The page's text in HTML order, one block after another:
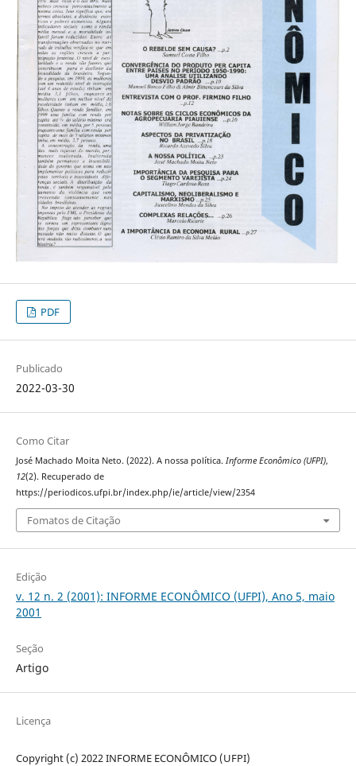
PDF
Publicado
2022-03-30
Como Citar
José Machado Moita Neto. (2022). A nossa política. Informe Econômico (UFPI),
12(2). Recuperado de
https://periodicos.ufpi.br/index.php/ie/article/view/2354
Fomatos de Citação
Edição
v. 12 n. 2 (2001): INFORME ECONÔMICO (UFPI), Ano 5, maio
2001
Seção
Artigo
Licença
Copyright (c) 2022 INFORME ECONÔMICO (UFPI)